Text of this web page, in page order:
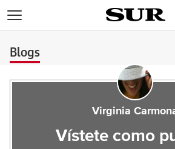
Blogs
Virginia
Vístete como